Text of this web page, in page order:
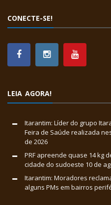
CONECTE-SE!
LEIA AGORA!
Itarantim: Líder do grupo
Feira de Saúde realizada
de 2026
PRF apreende quase 14 kg
cidade do sudoeste 10 de
Itarantim: Moradores
alguns PMs em bairros